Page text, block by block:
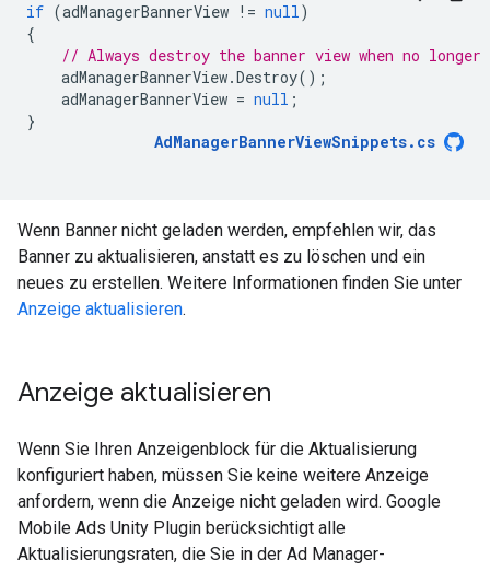
if (adManagerBannerView != null)
{
// Always destroy the banner view when no longer
adManagerBannerView.Destroy();
adManagerBannerView = null ;
}
AdManagerBannerViewSnippets. cs
Wenn Banner nicht geladen werden, empfehlen wir, das
Banner zu aktualisieren, anstatt es zu löschen und ein
neues zu erstellen. Weitere Informationen finden Sie unter
Anzeige aktualisieren.
Anzeige aktualisieren
Wenn Sie Ihren Anzeigenblock für die Aktualisierung
konfiguriert haben, müssen Sie keine weitere Anzeige
anfordern, wenn die Anzeige nicht geladen wird. Google
Mobile Ads Unity Plugin berücksichtigt alle
Aktualisierungsraten, die Sie in der Ad Manager-